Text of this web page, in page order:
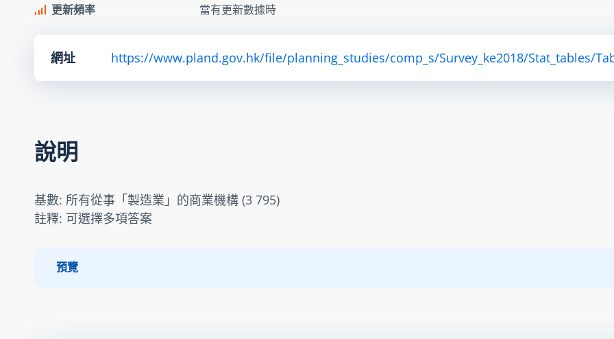
更新頻率 當有更新數據時
網址 https://www.pland.gov.hk/file/planning_studies/comp_s/Survey_ke2018/Stat_tables/
說明
基數: 所有從事「製造業」的商業機構 (3 795)
註釋: 可選擇多項答案
預覽